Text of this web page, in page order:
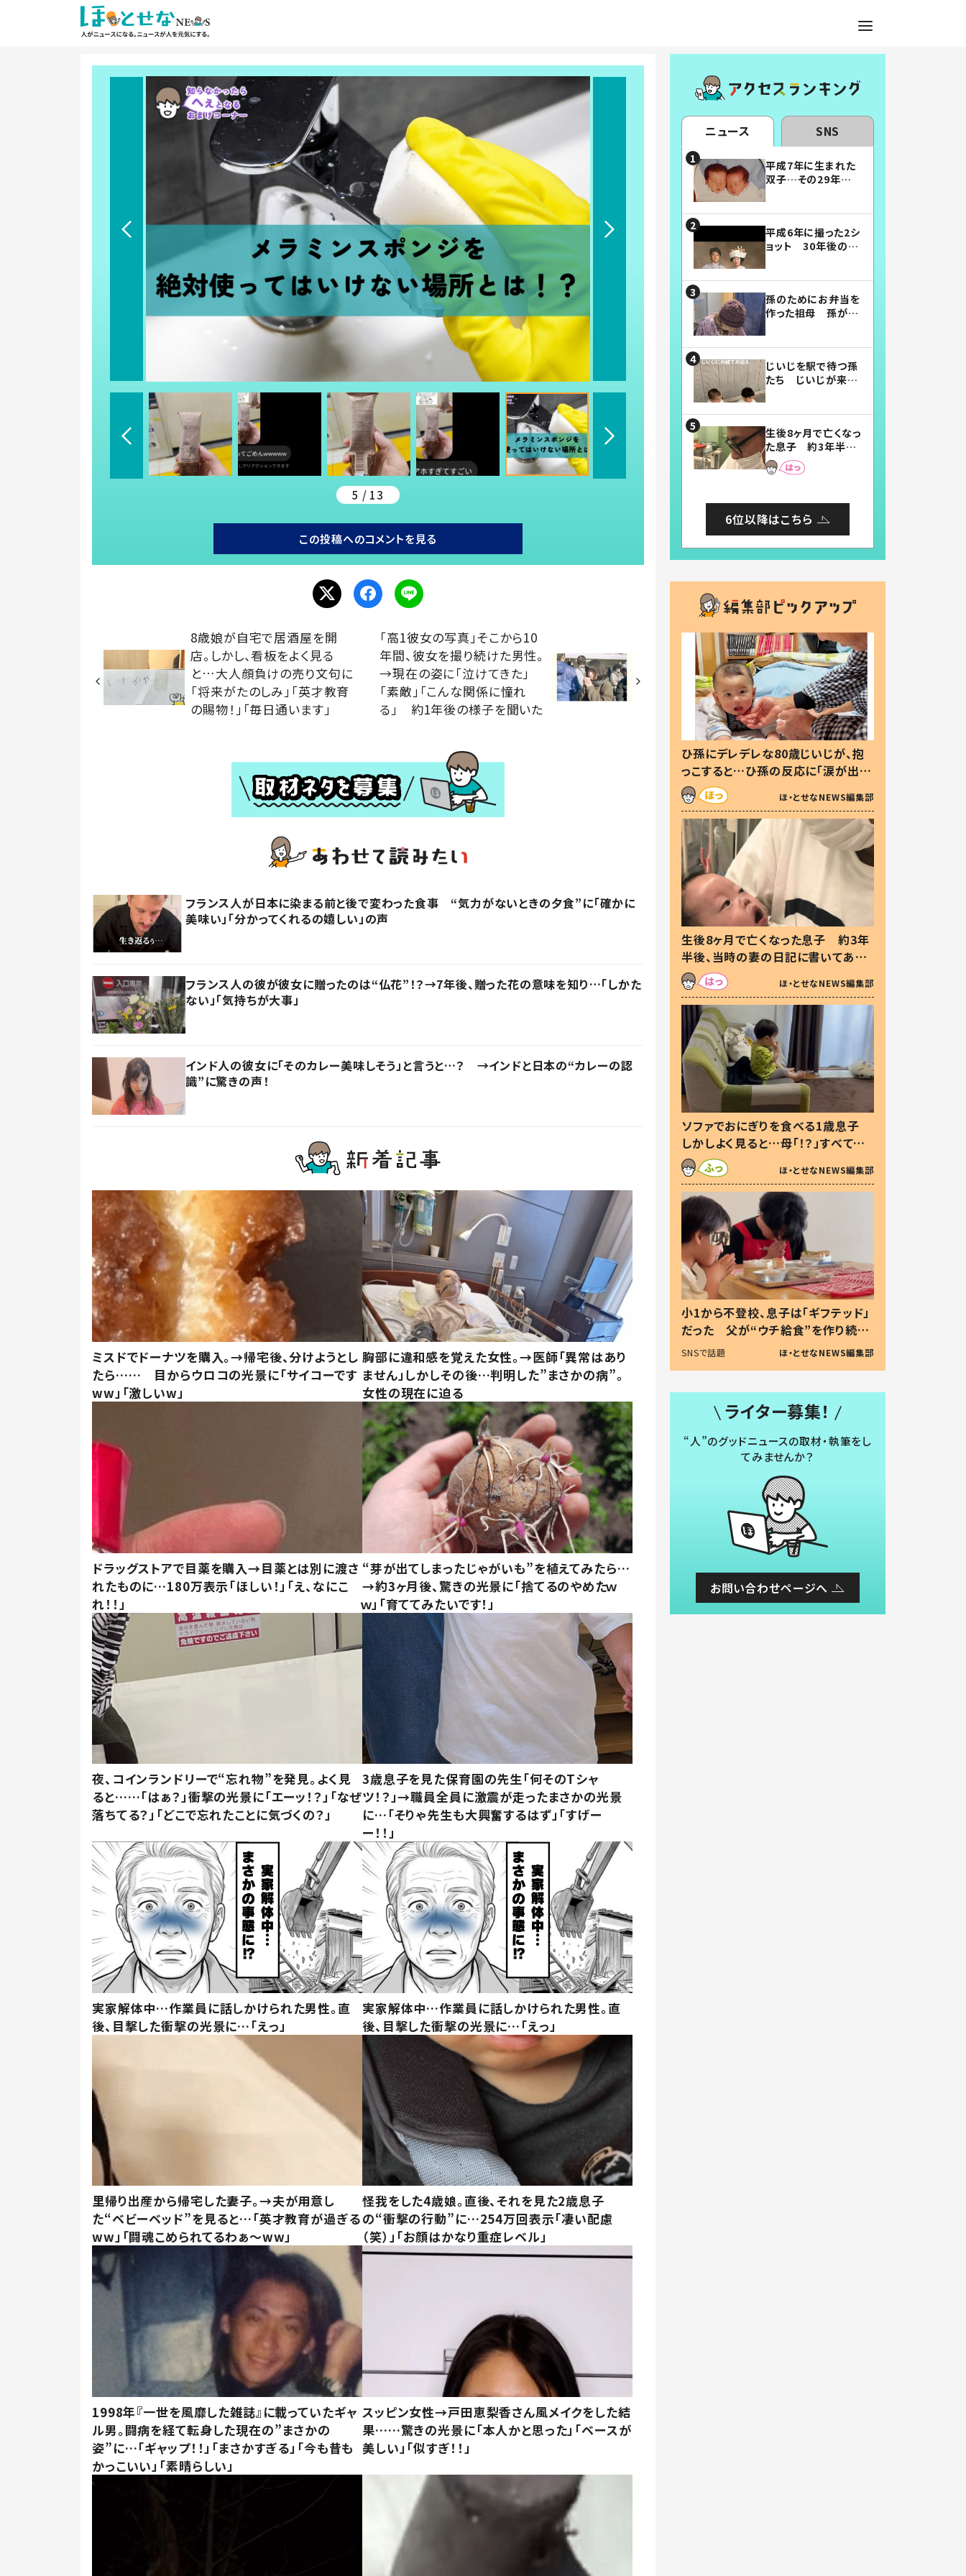
5 / 13
この投稿へのコメントを見る
8歳娘が自宅で居酒屋を開
店。しかし、看板をよく見る
と…大人顔負けの売り文句に
「将来がたのしみ」「英才教育
の賜物！」「毎日通います」
「高1彼女の写真」そこから10
年間、彼女を撮り続けた男性。
→現在の姿に「泣けてきた」
「素敵」「こんな関係に憧れ
る」 約1年後の様子を聞いた
フランス人が日本に染まる前と後で変わった食事 “気力がないときの夕食”に「確かに
美味い」「分かってくれるの嬉しい」の声
フランス人の彼が彼女に贈ったのは“仏花”！？→7年後、贈った花の意味を知り…「しかた
ない」「気持ちが大事」
インド人の彼女に「そのカレー美味しそう」と言うと…？ →インドと日本の“カレーの認
識”に驚きの声！
ミスドでドーナツを購入。→帰宅後、分けようとし
たら…… 目からウロコの光景に「サイコーです
ww」「激しいw」
胸部に違和感を覚えた女性。→医師「異常はあり
ません」しかしその後…判明した”まさかの病”。
女性の現在に迫る
ドラッグストアで目薬を購入→目薬とは別に渡さ
れたものに…180万表示「ほしい！」「え、なにこ
れ！！」
“芽が出てしまったじゃがいも”を植えてみたら…
→約3ヶ月後、驚きの光景に「捨てるのやめたｗ
ｗ」「育ててみたいです！」
夜、コインランドリーで“忘れ物”を発見。よく見
ると……「はぁ？」衝撃の光景に「エーッ！？」「なぜ
落ちてる？」「どこで忘れたことに気づくの？」
3歳息子を見た保育園の先生「何そのTシャ
ツ！？」→職員全員に激震が走ったまさかの光景
に…「そりゃ先生も大興奮するはず」「すげー
ー！！」
実家解体中…作業員に話しかけられた男性。直
後、目撃した衝撃の光景に…「えっ」
実家解体中…作業員に話しかけられた男性。直
後、目撃した衝撃の光景に…「えっ」
里帰り出産から帰宅した妻子。→夫が用意し
た“ベビーベッド”を見ると…「英才教育が過ぎる
ww」「闘魂こめられてるわぁ～ww」
怪我をした4歳娘。直後、それを見た2歳息子
の“衝撃の行動”に…254万回表示「凄い配慮
（笑）」「お顔はかなり重症レベル」
1998年『一世を風靡した雑誌』に載っていたギャ
ル男。闘病を経て転身した現在の”まさかの
姿”に…「ギャップ！！」「まさかすぎる」「今も昔も
かっこいい」「素晴らしい」
スッピン女性→戸田恵梨香さん風メイクをした結
果……驚きの光景に「本人かと思った」「ベースが
美しい」「似すぎ！！」
ニュース SNS
平成7年に生まれた
双子…その29年後
平成6年に撮った2シ
ョット 30年後の姿
孫のためにお弁当を
作った祖母 孫が絶
じいじを駅で待つ孫
たち じいじが来た
まらない」「幸せにな
れる」
生後8ヶ月で亡くなっ
た息子 約3年半
後、当時の妻の日記
に書いてあった本音
6位以降はこちら
ひ孫にデレデレな80歳じいじが、抱
っこすると…ひ孫の反応に「涙が出ま
した」「可愛くて仕方ない」
ほ・とせなNEWS編集部
生後8ヶ月で亡くなった息子 約3年
半後、当時の妻の日記に書いてあっ
た本音とは
ほ・とせなNEWS編集部
ソファでおにぎりを食べる1歳息子
しかしよく見ると…母「！？」すべてを
察した母の投稿に「可愛いから許
す！」「現行犯〜」
ほ・とせなNEWS編集部
小1から不登校、息子は「ギフテッド」
だった 父が“ウチ給食”を作り続け
る理由とは #令和の親 #令和の子
SNSで話題 ほ・とせなNEWS編集部
ライター募集！
“人”のグッドニュースの取材・執筆をし
てみませんか？
お問い合わせページへ